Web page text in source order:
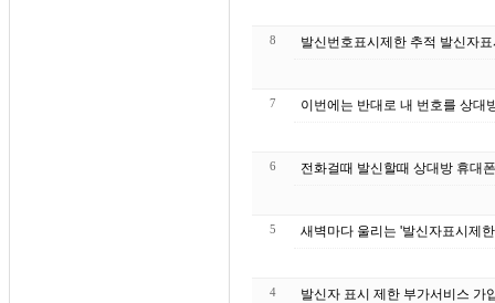
8 발신번호표시제한 추적 발신자
7 이번에는 반대로 내 번호를 상대
6 전화걸때 발신할때 상대방 휴대
5 새벽마다 울리는 '발신자표시제
4 발신자 표시 제한 부가서비스 가